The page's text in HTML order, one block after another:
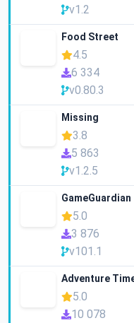
v1.2
Food Street
4.5
6 334
v0.80.3
Missing
3.8
5 863
v1.2.5
GameGuardian
5.0
3 876
v101.1
Adventure
5.0
10 078